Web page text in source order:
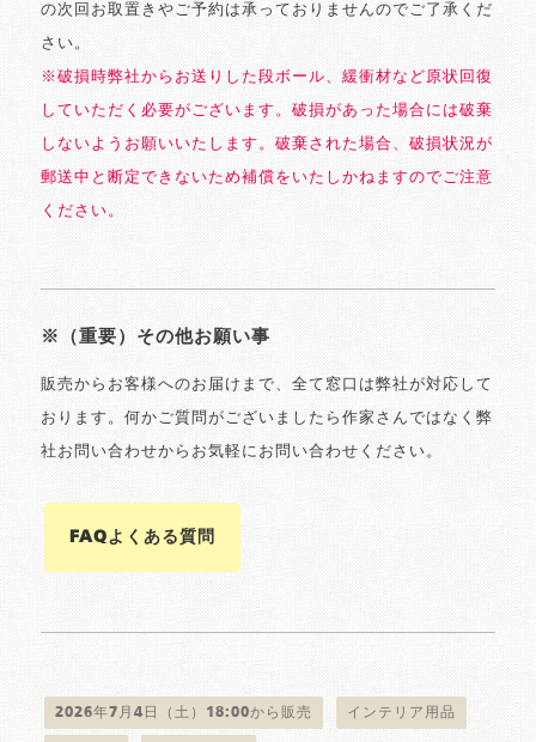
の次回お取置きやご予約は承っておりませんのでご了承くだ
さい。
※破損時弊社からお送りした段ボール、緩衝材など原状回復
していただく必要がございます。破損があった場合には破棄
しないようお願いいたします。破棄された場合、破損状況が
郵送中と断定できないため補償をいたしかねますのでご注意
ください。
※（重要）その他お願い事
販売からお客様へのお届けまで、全て窓口は弊社が対応して
おります。何かご質問がございましたら作家さんではなく弊
社お問い合わせからお気軽にお問い合わせください。
FAQよくある質問
2026年7月4日（土）18:00から販売 インテリア用品